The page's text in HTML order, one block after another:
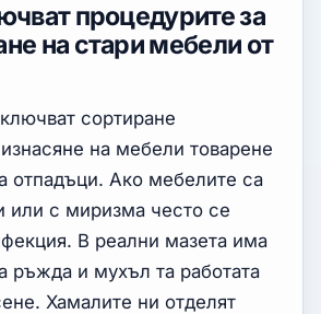
процедурите за
на стари мебели от
сортиране
на мебели товарене
отпадъци. Ако мебелите са
или с миризма често се
В реални мазета има
ръжда и мухъл та работата
Хамалите ни отделят